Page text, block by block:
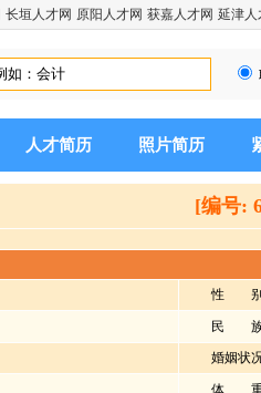
长垣人才网 原阳人才网 获嘉人才网 延津人
人才简历 照片简历
[编号:
性 别
民 族
婚姻状
体 重